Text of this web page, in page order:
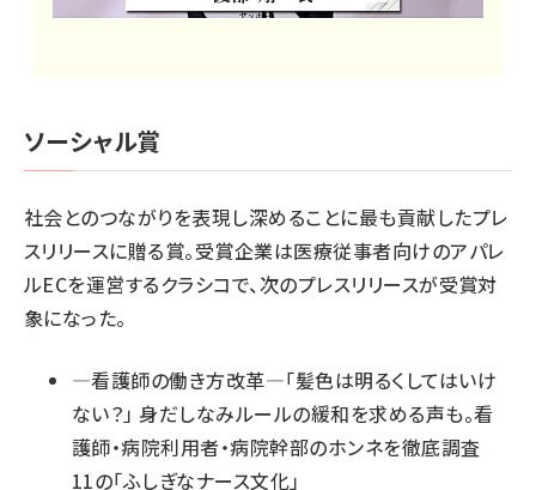
ソーシャル賞
社会とのつながりを表現し深めることに最も貢献したプレ
スリリースに贈る賞。受賞企業は医療従事者向けのアパレ
ルECを運営するクラシコで、次のプレスリリースが受賞対
象になった。
―看護師の働き方改革―「髪色は明るくしてはいけ
ない？」 身だしなみルールの緩和を求める声も。看
護師・病院利⽤者・病院幹部のホンネを徹底調査
11の「ふしぎなナース⽂化」